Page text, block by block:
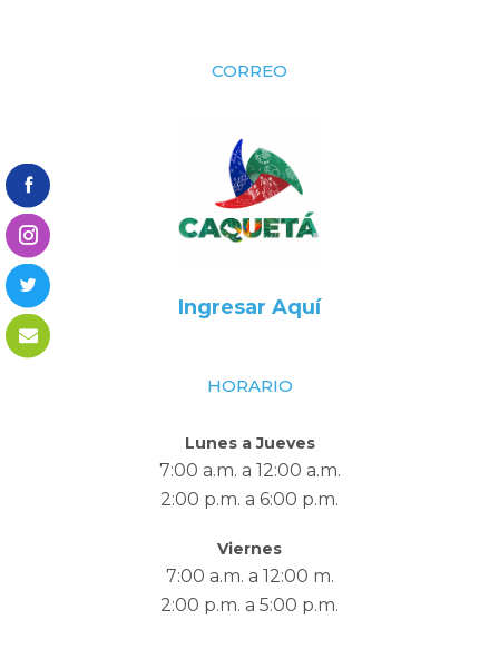
CORREO
Ingresar Aquí
HORARIO
Lunes a Jueves
7:00 a.m. a 12:00 a.m.
2:00 p.m. a 6:00 p.m.
Viernes
7:00 a.m. a 12:00 m.
2:00 p.m. a 5:00 p.m.